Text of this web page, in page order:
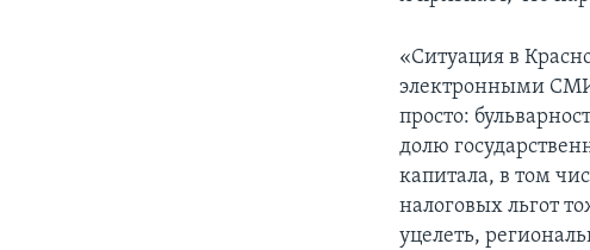
«Ситуация в
электронными
просто:
долю
капитала, в том
налоговых льгот
уцелеть,